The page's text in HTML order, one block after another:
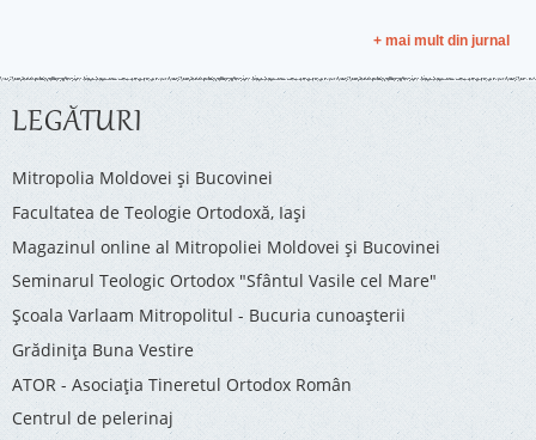
+ mai mult din jurnal
LEGĂTURI
Mitropolia Moldovei și Bucovinei
Facultatea de Teologie Ortodoxă, Iaşi
Magazinul online al Mitropoliei Moldovei și Bucovinei
Seminarul Teologic Ortodox "Sfântul Vasile cel Mare"
Şcoala Varlaam Mitropolitul - Bucuria cunoaşterii
Grădinița Buna Vestire
ATOR - Asociaţia Tineretul Ortodox Român
Centrul de pelerinaj